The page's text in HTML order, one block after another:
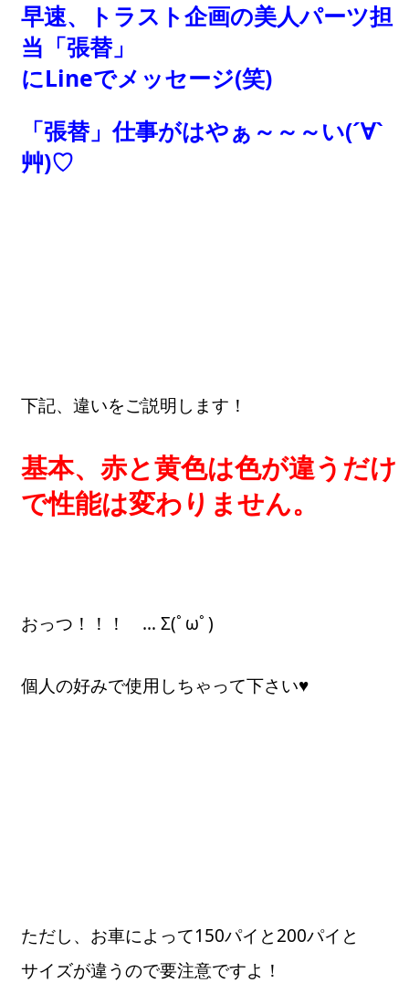
早速、トラスト企画の美人パーツ担
当「張替」
にLineでメッセージ(笑)
「張替」仕事がはやぁ～～～い(´∀`
艸)♡
下記、違いをご説明します！
基本、赤と黄色は色が違うだけ
で性能は変わりません。
おっつ！！！ … Σ(ﾟωﾟ)
個人の好みで使用しちゃって下さい♥
ただし、お車によって150パイと200パイと
サイズが違うので要注意ですよ！